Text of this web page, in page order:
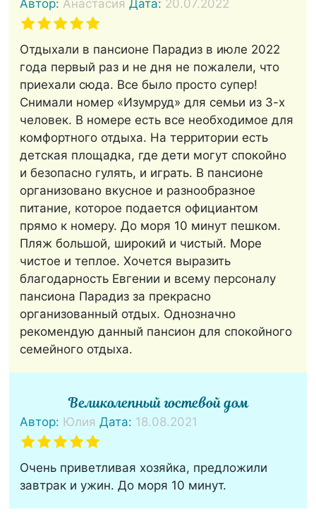
Автор:Анастасия Дата: 20.07.2022
Отдыхали в пансионе Парадиз в июле 2022
года первый раз и не дня не пожалели, что
приехали сюда. Все было просто супер!
Снимали номер «Изумруд» для семьи из 3-х
человек. В номере есть все необходимое для
комфортного отдыха. На территории есть
детская площадка, где дети могут спокойно
и безопасно гулять, и играть. В пансионе
организовано вкусное и разнообразное
питание, которое подается официантом
прямо к номеру. До моря 10 минут пешком.
Пляж большой, широкий и чистый. Море
чистое и теплое. Хочется выразить
благодарность Евгении и всему персоналу
пансиона Парадиз за прекрасно
организованный отдых. Однозначно
рекомендую данный пансион для спокойного
семейного отдыха.
Великолепный гостевой дом
Автор: Юлия Дата: 18.08.2021
Очень приветливая хозяйка, предложили
завтрак и ужин. До моря 10 минут.